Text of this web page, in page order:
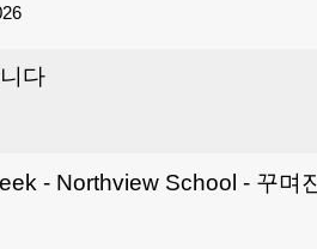
다
- Northview School - 꾸며